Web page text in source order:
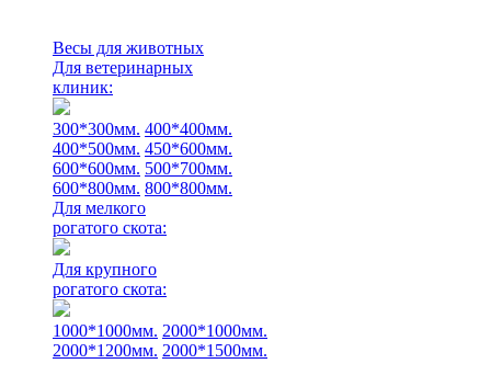
Весы для животных
Для ветеринарных
клиник:
300*300мм. 400*400мм.
400*500мм. 450*600мм.
600*600мм. 500*700мм.
600*800мм. 800*800мм.
Для мелкого
рогатого скота:
Для крупного
рогатого скота:
1000*1000мм. 2000*1000мм.
2000*1200мм. 2000*1500мм.